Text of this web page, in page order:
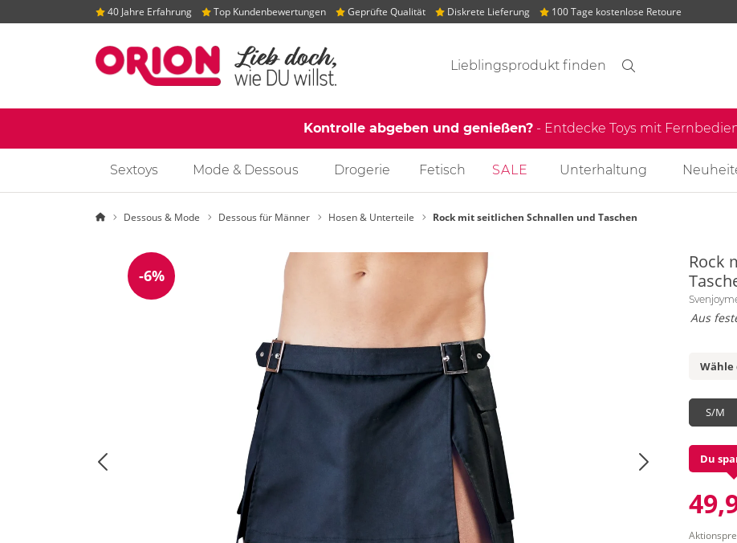
40 Jahre Erfahrung Top Kundenbewertungen Geprüfte Qualität Diskrete Lieferung 100 Tage kostenlose Retoure
Suchvorschläge
Kontrolle abgeben und genießen? - Entdecke Toys mit
Sextoys Mode & Dessous Drogerie Fetisch SALE Unterhaltung
StartseiteDessous & Mode Dessous für Männer Hosen & Unterteile Rock mit seitlichen Schnallen und Taschen
Reduzierung
-6%
Rock
Aus
Wähle
S/M
Du